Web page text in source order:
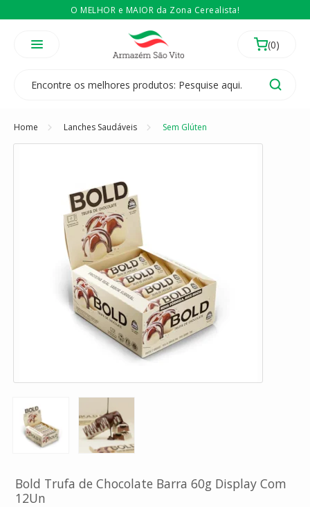
O MELHOR e MAIOR da Zona Cerealista!
Temos 3 lojas físicas na Zona Cerealista de São Paulo!
É revendedor? EntãoCompre no atacado
Home Lanches Saudáveis Sem Glúten
Bold Trufa de Chocolate Barra 60g Display Com
12Un